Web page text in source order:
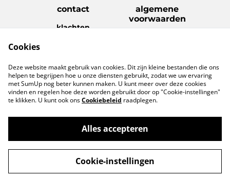
contact
klachten
algemene
voorwaarden
verzenden &
retouren
©2026www.geefietsleuks.com
powered by
Cookies
Deze website maakt gebruik van cookies. Dit zijn kleine bestanden die ons
helpen te begrijpen hoe u onze diensten gebruikt, zodat we uw ervaring
met SumUp nog beter kunnen maken. U kunt meer over deze cookies
vinden en regelen hoe deze worden gebruikt door op "Cookie-instellingen"
te klikken. U kunt ook onsCookiebeleid raadplegen.
Alles accepteren
Cookie-instellingen